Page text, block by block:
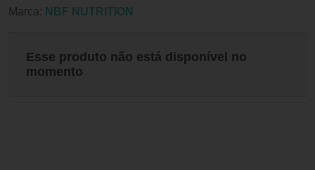
Marca: NBF NUTRITION
Esse produto não está disponível no
momento